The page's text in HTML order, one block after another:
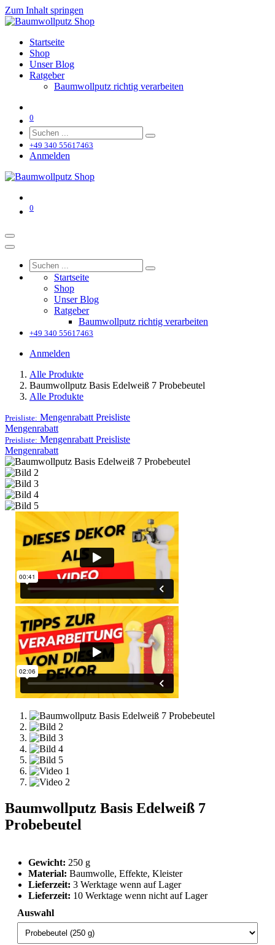
Zum Inhalt springen
Startseite
Shop
Unser Blog
Ratgeber
Baumwollputz richtig verarbeiten
0
+49 340 55617463
Anmelden
0
Startseite
Shop
Unser Blog
Ratgeber
Baumwollputz richtig verarbeiten
+49 340 55617463
Anmelden
Alle Produkte
Baumwollputz Basis Edelweiß 7 Probebeutel
Alle Produkte
Preisliste: Mengenrabatt Preisliste
Mengenrabatt
Preisliste: Mengenrabatt Preisliste
Mengenrabatt
Baumwollputz Basis Edelweiß 7
Probebeutel
Gewicht: 250 g
Material: Baumwolle, Effekte, Kleister
Lieferzeit: 3 Werktage wenn auf Lager
Lieferzeit: 10 Werktage wenn nicht auf Lager
Auswahl